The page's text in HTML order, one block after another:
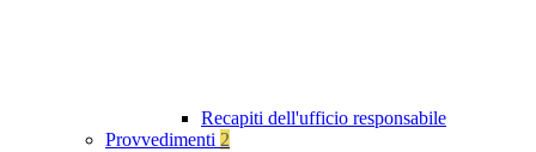
Recapiti dell'ufficio responsabile
Provvedimenti 2